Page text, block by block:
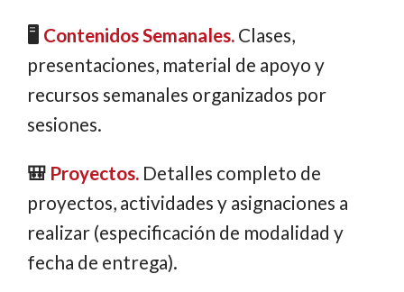
🖥️ Contenidos Semanales. Clases,
presentaciones, material de apoyo y
recursos semanales organizados por
sesiones.
🎒 Proyectos. Detalles completo de
proyectos, actividades y asignaciones a
realizar (especificación de modalidad y
fecha de entrega).